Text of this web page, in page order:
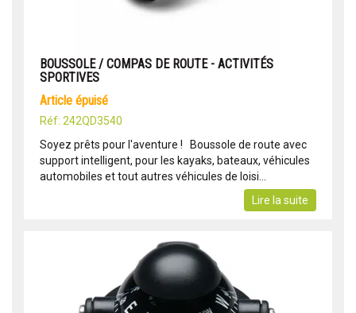
BOUSSOLE / COMPAS DE ROUTE - ACTIVITÉS
SPORTIVES
article épuisé
Réf: 242QD3540
Soyez prêts pour l'aventure ! Boussole de route avec
support intelligent, pour les kayaks, bateaux, véhicules
automobiles et tout autres véhicules de loisi...
Lire la suite